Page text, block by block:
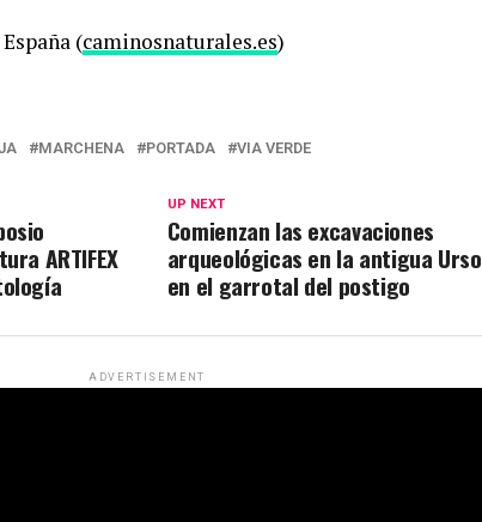
(caminosnaturales.es)
MARCHENA PORTADA VIA VERDE
UP NEXT
Comienzan las excavaciones
arqueológicas en la antigua Urso
en el garrotal del postigo
ARTIFEX
ADVERTISEMENT